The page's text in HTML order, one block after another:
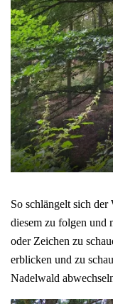
So schlängelt sich der
diesem zu folgen und
oder Zeichen zu
erblicken und zu
Nadelwald